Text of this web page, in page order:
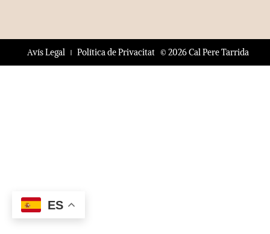
© 2026 Cal Pere Tarrida
Avís Legal Política de Privacitat
ES